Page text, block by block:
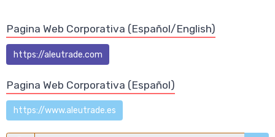
Pagina Web Corporativa (Español/English)
https://aleutrade.com
Pagina Web Corporativa (Español)
https://www.aleutrade.es